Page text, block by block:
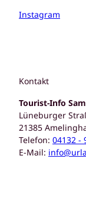
Instagram
Kontakt
Tourist-Info
Lüneburger
21385
Telefon: 04132 -
E-Mail: